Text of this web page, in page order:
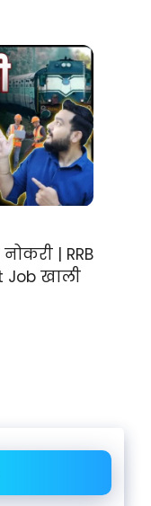
| RRB
Job खाली